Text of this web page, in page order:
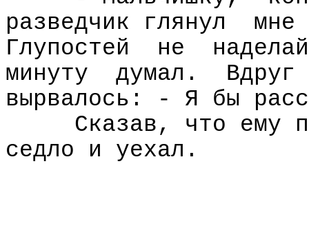
разведчик глянул
Глупостей
не
минуту
думал.
Вдруг
вырвалось: - Я бы
Сказав, что ему
седло и уехал.